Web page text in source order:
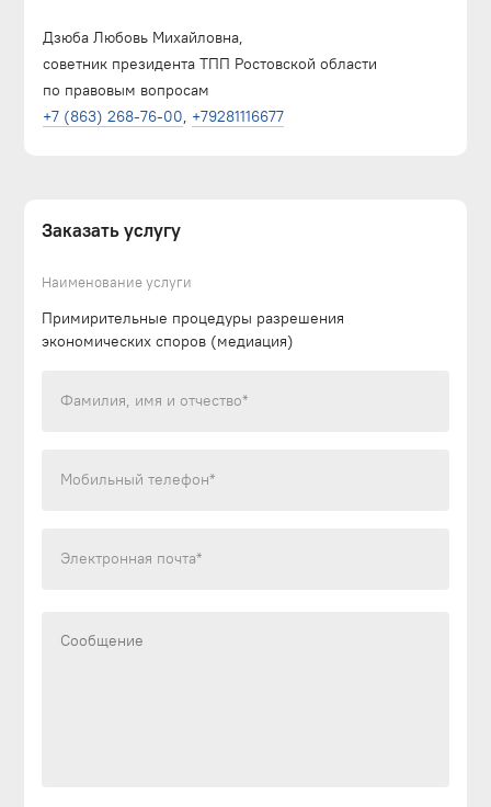
Дзюба Любовь Михайловна,
советник президента ТПП Ростовской области
по правовым вопросам
+7 (863) 268-76-00, +79281116677
Заказать услугу
Наименование услуги
Примирительные процедуры разрешения
экономических споров (медиация)
Фамилия, имя и отчество*
Мобильный телефон*
Электронная почта*